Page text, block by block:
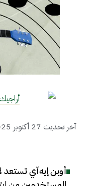
آخر تحديث 27 أكتوبر 2025
أوبن إيه آي